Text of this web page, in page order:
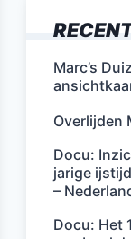
Marc’s
Overlijden
Docu:
jarige
–
Docu: Het